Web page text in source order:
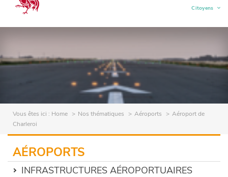
Citoyens
(current)
Vous êtes ici : Home Nos thématiques Aéroports
Aéroport de
Charleroi
AÉROPORTS
INFRASTRUCTURES AÉROPORTUAIRES